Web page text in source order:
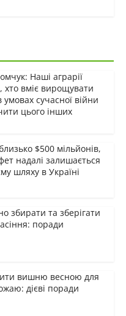
Наші аграрії
хто вміє вирощувати
сучасної війни
цього інших
$500 мільйонів,
надалі залишається
шляху в Україні
збирати та зберігати
поради
вишню весною для
дієві поради